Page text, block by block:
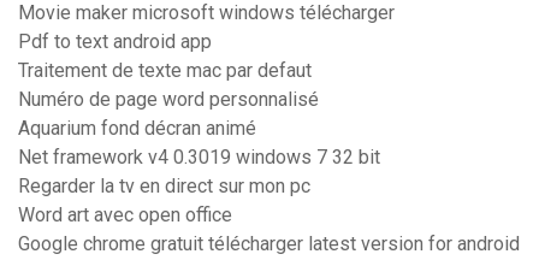
Movie maker microsoft windows télécharger
Pdf to text android app
Traitement de texte mac par defaut
Numéro de page word personnalisé
Aquarium fond décran animé
Net framework v4 0.3019 windows 7 32 bit
Regarder la tv en direct sur mon pc
Word art avec open office
Google chrome gratuit télécharger latest version for android